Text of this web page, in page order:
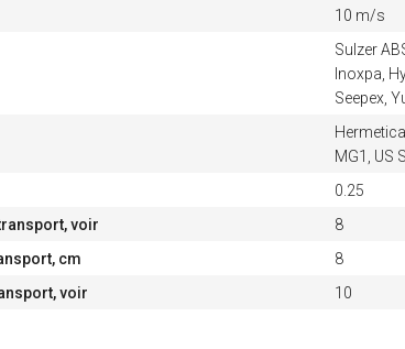
10 m/s
Sulzer
Inoxpa,
Seepex,
MG1, US
0.25
voir
8
cm
8
voir
10